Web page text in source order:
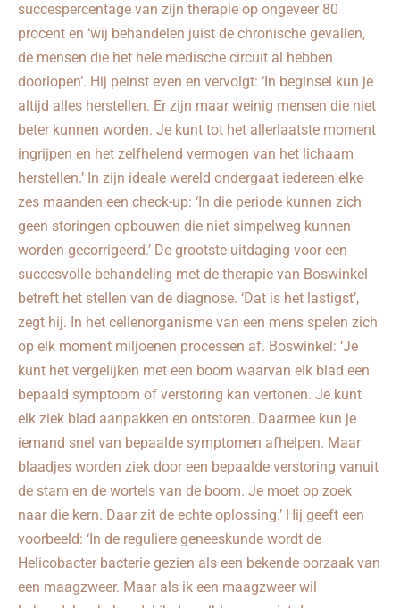
succespercentage van zijn therapie op ongeveer 80
procent en ‘wij behandelen juist de chronische gevallen,
de mensen die het hele medische circuit al hebben
doorlopen’. Hij peinst even en vervolgt: ‘In beginsel kun je
altijd alles herstellen. Er zijn maar weinig mensen die niet
beter kunnen worden. Je kunt tot het allerlaatste moment
ingrijpen en het zelfhelend vermogen van het lichaam
herstellen.’ In zijn ideale wereld ondergaat iedereen elke
zes maanden een check-up: ‘In die periode kunnen zich
geen storingen opbouwen die niet simpelweg kunnen
worden gecorrigeerd.’ De grootste uitdaging voor een
succesvolle behandeling met de therapie van Boswinkel
betreft het stellen van de diagnose. ‘Dat is het lastigst’,
zegt hij. In het cellenorganisme van een mens spelen zich
op elk moment miljoenen processen af. Boswinkel: ‘Je
kunt het vergelijken met een boom waarvan elk blad een
bepaald symptoom of verstoring kan vertonen. Je kunt
elk ziek blad aanpakken en ontstoren. Daarmee kun je
iemand snel van bepaalde symptomen afhelpen. Maar
blaadjes worden ziek door een bepaalde verstoring vanuit
de stam en de wortels van de boom. Je moet op zoek
naar die kern. Daar zit de echte oplossing.’ Hij geeft een
voorbeeld: ‘In de reguliere geneeskunde wordt de
Helicobacter bacterie gezien als een bekende oorzaak van
een maagzweer. Maar als ik een maagzweer wil